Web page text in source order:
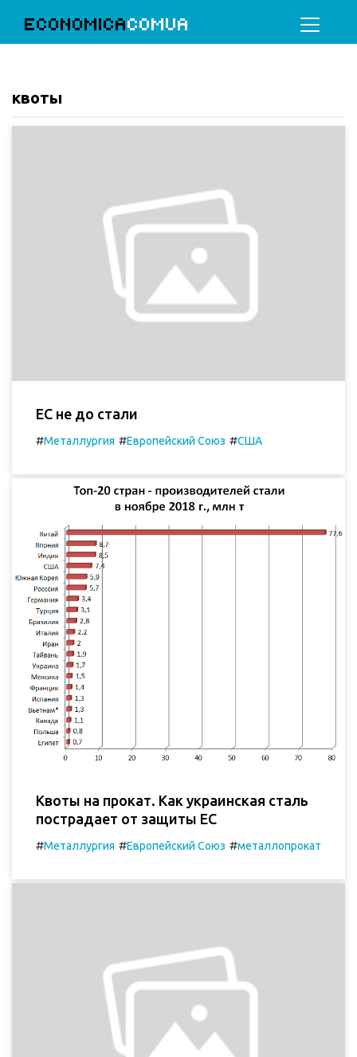
ECONOMICACOMUA
квоты
ЕС не до стали
#Металлургия #Европейский Союз #США
Квоты на прокат. Как украинская сталь
пострадает от защиты ЕС
#Металлургия #Европейский Союз #металлопрокат